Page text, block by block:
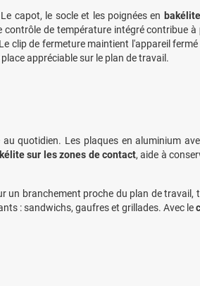
capot, le socle et les poignées en
contrôle de température intégré contribue à
clip de fermeture maintient l'appareil
appréciable sur le plan de travail.
quotidien. Les plaques en aluminium
sur les zones de contact, aide à
un branchement proche du plan de travail,
: sandwichs, gaufres et grillades. Avec le